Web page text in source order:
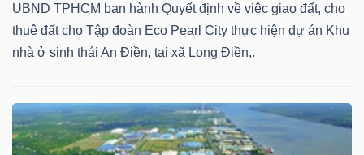
UBND TPHCM ban hành Quyết định về việc giao đất, cho
thuê đất cho Tập đoàn Eco Pearl City thực hiện dự án Khu
nhà ở sinh thái An Điền, tại xã Long Điền,.